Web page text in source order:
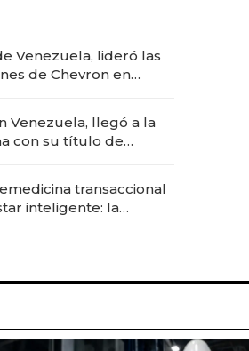
Venezuela, lideró las
de Chevron en
Venezuela, llegó a la
con su título de
"fast premium"
transaccional
inteligente: la